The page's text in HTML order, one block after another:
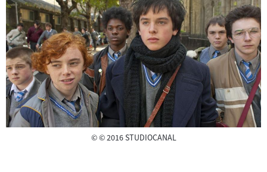
©Copyright
© 2016 STUDIOCANAL